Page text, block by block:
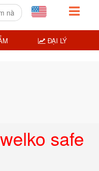
safe
ĐẠI LÝ